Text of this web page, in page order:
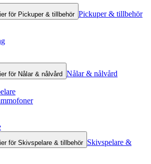
för Pickuper & tillbehör Pickuper & tillbehör
för Nålar & nålvård Nålar & nålvård
för Skivspelare & tillbehör Skivspelare &